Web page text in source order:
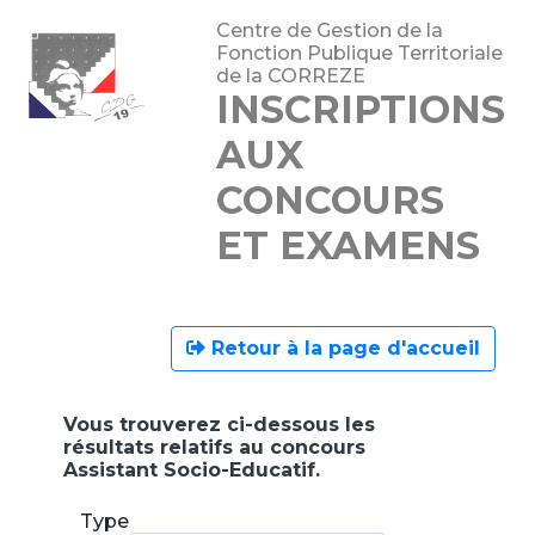
Centre de Gestion de la
Fonction Publique Territoriale
de la CORREZE
INSCRIPTIONS
AUX
CONCOURS
ET EXAMENS
Retour à la page d'accueil
Vous trouverez ci-dessous les
résultats relatifs au concours
Assistant Socio-Educatif.
Type